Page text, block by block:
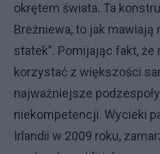
okrętem świata. Ta
Breżniewa, to jak mawiają
statek”. Pomijając fakt, że
korzystać z większości
najważniejsze
niekompetencji. Wycieki
Irlandii w 2009 roku,